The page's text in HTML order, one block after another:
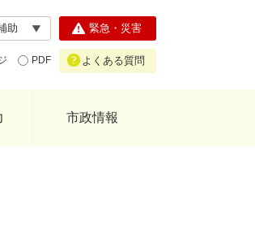
助
PDF
緊急・災害
よくある質問
市政情報